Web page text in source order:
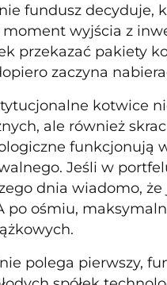
fundusz decyduje,
wyjścia z
przekazać pakiety
zaczyna
kotwice
ale również
funkcjonują
Jeśli w
dnia wiadomo,
po ośmiu,
polega pierwszy,